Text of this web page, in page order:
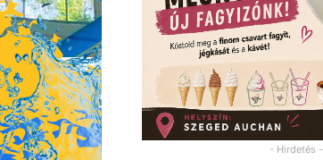
- Hirdetés -